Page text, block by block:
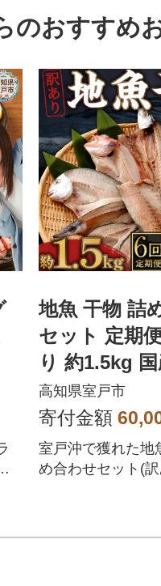
のおすすめ
地魚 干物 詰
セット 定期
り 約1.5kg
の サバ アジ
高知県室戸市
寄付金額
室戸沖で獲れた地
め合わせセット(